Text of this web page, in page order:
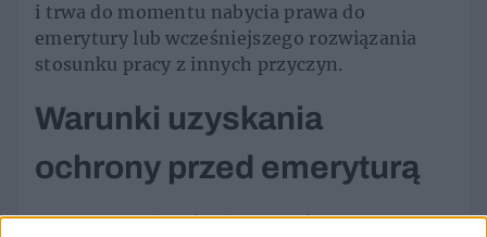
i trwa do momentu nabycia prawa do
emerytury lub wcześniejszego rozwiązania
stosunku pracy z innych przyczyn.
Warunki uzyskania
ochrony przed emeryturą
Aby pracownik mógł korzystać z ochrony